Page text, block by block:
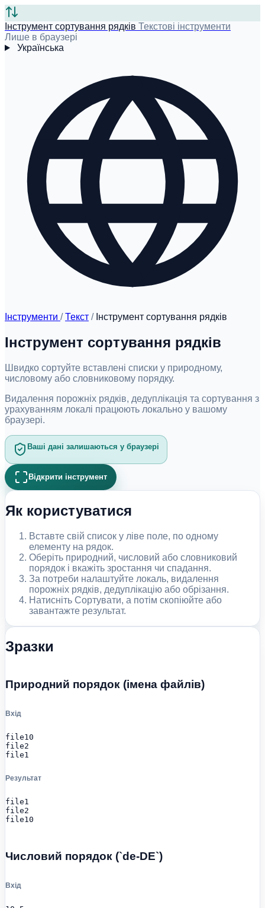
Інструмент сортування рядків Текстові інструменти
Лише в браузері
Українська
Інструменти / Текст / Інструмент сортування рядків
Інструмент сортування рядків
Швидко сортуйте вставлені списки у природному,
числовому або словниковому порядку.
Видалення порожніх рядків, дедуплікація та сортування з
урахуванням локалі працюють локально у вашому
браузері.
Ваші дані залишаються у браузері
Відкрити інструмент
Як користуватися
Вставте свій список у ліве поле, по одному
елементу на рядок.
Оберіть природний, числовий або словниковий
порядок і вкажіть зростання чи спадання.
За потреби налаштуйте локаль, видалення
порожніх рядків, дедуплікацію або обрізання.
Натисніть Сортувати, а потім скопіюйте або
завантажте результат.
Зразки
Природний порядок (імена файлів)
Вхід
file10
file2
file1
Результат
file1
file2
file10
Числовий порядок (`de-DE`)
Вхід